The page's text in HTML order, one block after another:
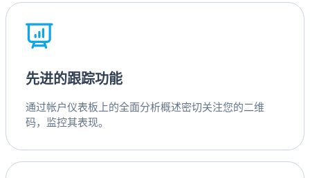
先进的跟踪功能
通过帐户仪表板上的全面分析概述密切关注您的二维
码，监控其表现。